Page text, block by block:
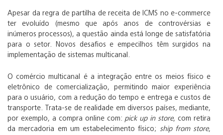
Apesar da regra de partilha de receita de ICMS no e-commerce
ter evoluído (mesmo que após anos de controvérsias e
inúmeros processos), a questão ainda está longe de satisfatória
para o setor. Novos desafios e empecilhos têm surgidos na
implementação de sistemas multicanal.
O comércio multicanal é a integração entre os meios físico e
eletrônico de comercialização, permitindo maior experiência
para o usuário, com a redução do tempo e entrega e custos de
transporte. Trata-se de realidade em diversos países, mediante,
por exemplo, a compra online com: pick up in store, com retira
da mercadoria em um estabelecimento físico; ship from store,